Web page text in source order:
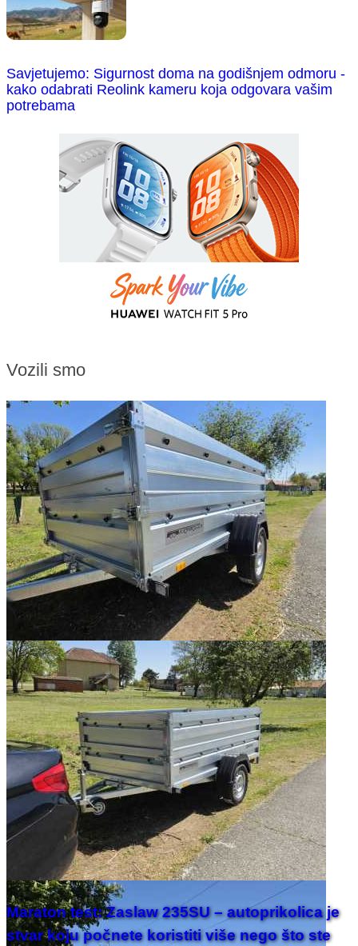
Savjetujemo: Sigurnost doma na godišnjem odmoru -
kako odabrati Reolink kameru koja odgovara vašim
potrebama
Vozili smo
Maraton test: Zaslaw 235SU – autoprikolica je
stvar koju počnete koristiti više nego što ste